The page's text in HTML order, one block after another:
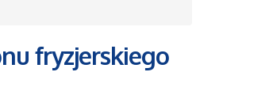
fryzjerskiego